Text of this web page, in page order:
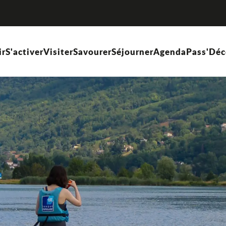
S'activerVisiterSavourerSéjournerAgenda